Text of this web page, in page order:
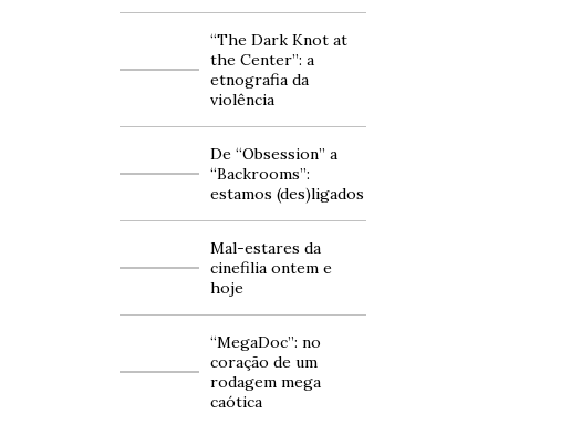
“The Dark Knot at
the Center”: a
etnografia da
violência
De “Obsession” a
“Backrooms”:
estamos (des)ligados
Mal-estares da
cinefilia ontem e
hoje
“MegaDoc”: no
coração de um
rodagem mega
caótica